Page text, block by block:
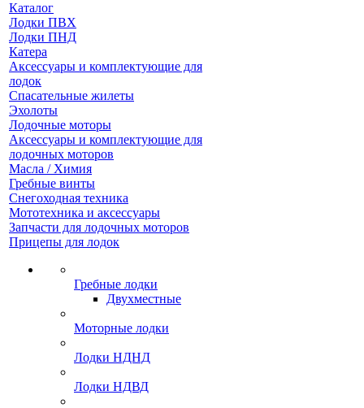
Каталог
Лодки ПВХ
Лодки ПНД
Катера
Аксессуары и комплектующие для
лодок
Спасательные жилеты
Эхолоты
Лодочные моторы
Аксессуары и комплектующие для
лодочных моторов
Масла / Химия
Гребные винты
Снегоходная техника
Мототехника и аксессуары
Запчасти для лодочных моторов
Прицепы для лодок
Гребные лодки
Двухместные
Моторные лодки
Лодки НДНД
Лодки НДВД